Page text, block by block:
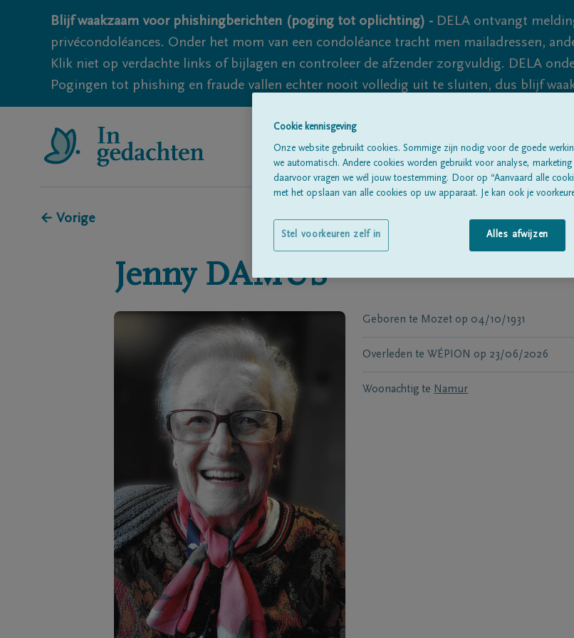
Blijf waakzaam voor phishingberichten (poging tot oplichting) - DELA ontvangt
privécondoléances. Onder het mom van een condoléance tracht men mailadressen,
Klik niet op verdachte links of bijlagen en controleer de afzender zorgvuldig. DELA
Pogingen tot phishing en fraude vallen echter nooit volledig uit te sluiten, dus blijf
Alle
← Vorige
Jenny DAMUS
Geboren te Mozet op 04/10/1931
Overleden te WÉPION op 23/06/2026
Woonachtig te Namur
Cookie kennisgeving
Onze website gebruikt cookies. Sommige zijn nodig voor de goede
we automatisch. Andere cookies worden gebruikt voor analyse,
daarvoor vragen we wél jouw toestemming. Door op “Aanvaard alle
met het opslaan van alle cookies op uw apparaat. Je kan ook je
Alles afwijzen
Stel voorkeuren zelf in